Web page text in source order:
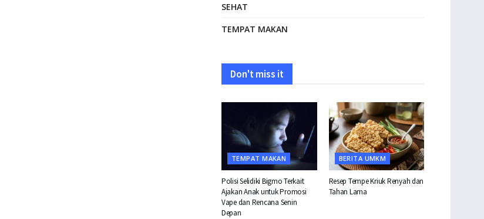
SEHAT
TEMPAT MAKAN
Don't miss it
TEMPAT MAKAN
Polisi Selidiki Bigmo Terkait
Ajakan Anak untuk Promosi
Vape dan Rencana Senin
Depan
BERITA UMKM
Resep Tempe Kriuk Renyah dan
Tahan Lama